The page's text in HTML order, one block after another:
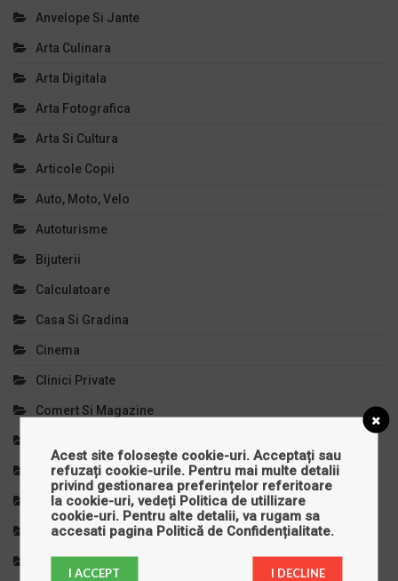
Anvelope Si Jante
Arta Culinara
Arta Digitala
Arta Fotografica
Arta Si Cultura
Articole Copii
Auto, Moto, Velo
Autoturisme
Bijuterii
Calculatoare
Casa Si Gradina
Cinema
Clinici Private
Comert Si Magazine
Cursuri Si Meditatii
Decoratiuni
Diverse
Divertisment
Acest site folosește cookie-uri. Acceptați sau
refuzați cookie-urile. Pentru mai multe detalii
privind gestionarea preferințelor referitoare
la cookie-uri, vedeți Politica de utillizare
cookie-uri. Pentru alte detalii, va rugam sa
accesati pagina Politică de Confidențialitate.
I ACCEPT I DECLINE